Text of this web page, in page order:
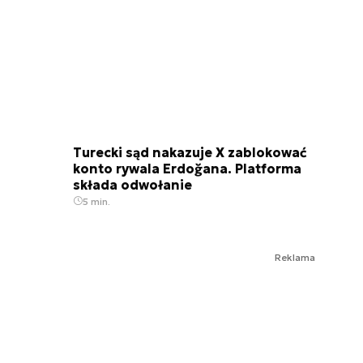
Turecki sąd nakazuje X zablokować
konto rywala Erdoğana. Platforma
składa odwołanie
5 min.
Reklama